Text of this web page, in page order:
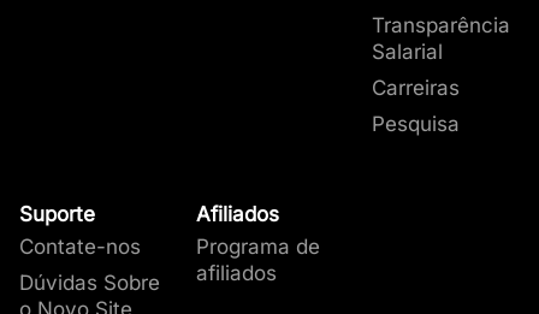
Transparência
Salarial
Carreiras
Pesquisa
Suporte
Contate-nos
Dúvidas Sobre
Afiliados
Programa de
afiliados